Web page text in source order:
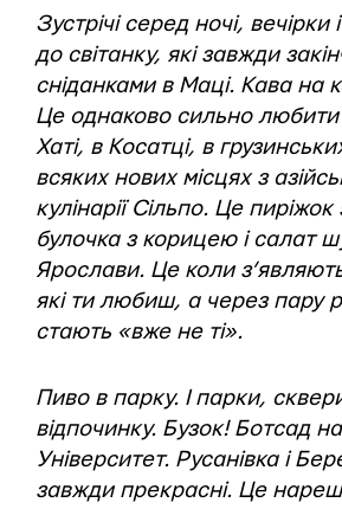
Зустрічі серед ночі, вечірки
до світанку, які завжди
сніданками в Маці. Кава на
Це однаково сильно любити
Хаті, в Косатці, в
всяких нових місцях з
кулінарії Сільпо. Це
булочка з корицею і салат
Ярослави. Це коли
які ти любиш, а через пару
стають «вже не ті».
Пиво в парку. І парки,
відпочинку. Бузок! Ботсад
Університет. Русанівка і
завжди прекрасні. Це